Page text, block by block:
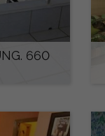
660